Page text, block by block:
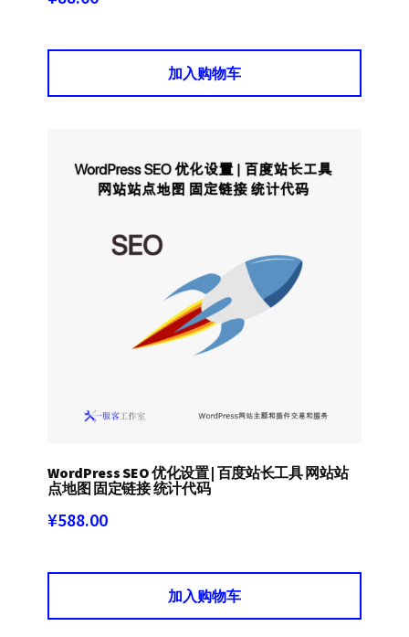
加入购物车
WordPress SEO 优化设置 | 百度站长工具 网站站
点地图 固定链接 统计代码
¥588.00
加入购物车